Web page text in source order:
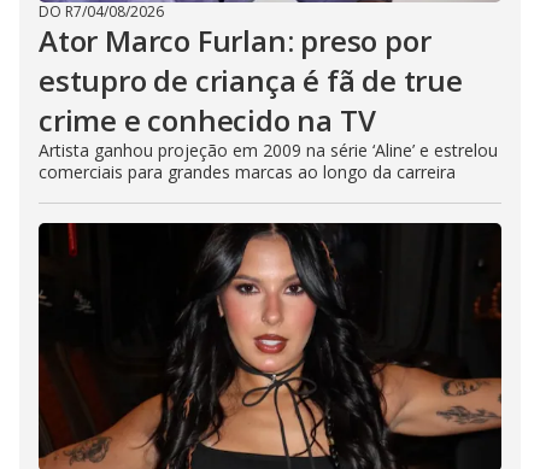
DO R7/04/08/2026
Ator Marco Furlan: preso por
estupro de criança é fã de true
crime e conhecido na TV
Artista ganhou projeção em 2009 na série ‘Aline’ e estrelou
comerciais para grandes marcas ao longo da carreira